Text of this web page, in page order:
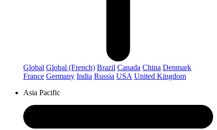
Global Global (French) Brazil Canada China Denmark
France Germany India Russia USA United Kingdom
Asia Pacific